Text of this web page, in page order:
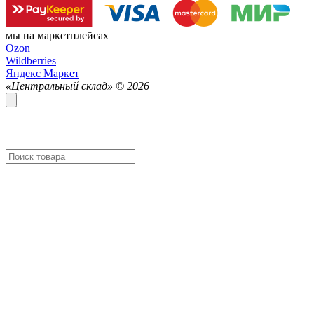
мы на маркетплейсах
Ozon
Wildberries
Яндекс Маркет
«Центральный склад» © 2026